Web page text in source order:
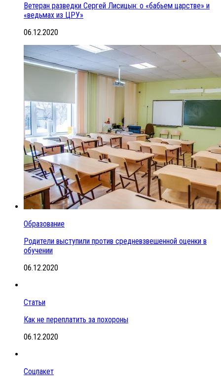
Ветеран разведки Сергей Лисицын: о «бабьем царстве» и
«ведьмах из ЦРУ»
06.12.2020
Образование
Родители выступили против средневзвешенной оценки в
обучении
06.12.2020
Статьи
Как не переплатить за похороны
06.12.2020
Соцпакет